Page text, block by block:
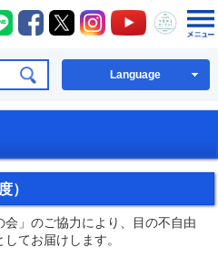
ームページ
八千代町LINE
八千代町Facebook
八千代町X八千代町Instagram
八千代町
八千
Language
）
」のご協力により、目の不自由
てお届けします。